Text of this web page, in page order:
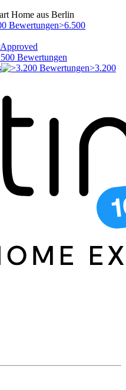
Home aus Berlin
>6.500
Bewertungen
>3.200